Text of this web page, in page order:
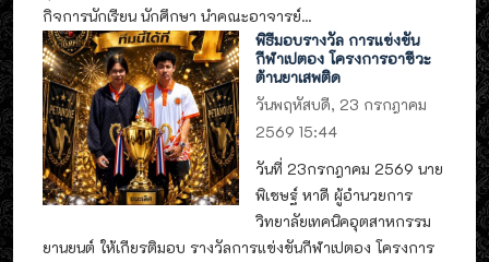
กิจการนักเรียน นักศึกษา นำคณะอาจารย์...
พิธีมอบรางวัล การแข่งขัน
กีฬาเปตอง โครงการอาชีวะ
ต้านยาเสพติด
วันพฤหัสบดี, 23 กรกฎาคม
2569 15:44
วันที่ 23กรกฎาคม 2569 นาย
พิเชษฐ์ หาดี ผู้อำนวยการ
วิทยาลัยเทคนิคอุตสาหกรรม
ยานยนต์ ให้เกียรติมอบ รางวัลการแข่งขันกีฬาเปตอง โครงการ